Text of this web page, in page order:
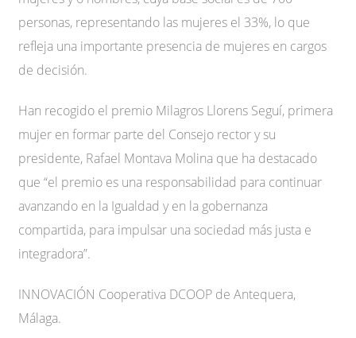
personas, representando las mujeres el 33%, lo que
refleja una importante presencia de mujeres en cargos
de decisión.
Han recogido el premio Milagros Llorens Seguí, primera
mujer en formar parte del Consejo rector y su
presidente, Rafael Montava Molina que ha destacado
que “el premio es una responsabilidad para continuar
avanzando en la Igualdad y en la gobernanza
compartida, para impulsar una sociedad más justa e
integradora”.
INNOVACIÓN Cooperativa DCOOP de Antequera,
Málaga.